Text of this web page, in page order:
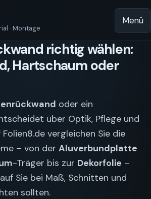
· Montage
Menü
richtig wählen:
Hartschaum oder
oder ein
über Optik, Pflege und
vergleichen Sie die
– von der Aluverbundplatte
-Träger bis zur Dekorfolie –
Sie bei Maß, Schnitten und
sollten.